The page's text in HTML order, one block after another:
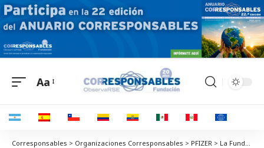
Aa
Corresponsables > Organizaciones Corresponsables > PFIZER > La Fundación Pfizer premia a los mejores proyectos escolares en Sostenibilidad y STEAM en la 5ª edición de ‘Health Guardians 2030’